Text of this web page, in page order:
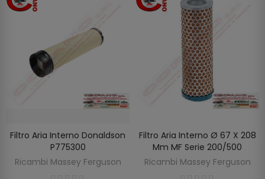
AGGIUNGI AL CARRELLO
Filtro Aria Interno Donaldson
P775300
Ricambi Massey Ferguson
SCOPRIRE
Filtro Aria Interno Ø 67 X 208
Mm MF Serie 200/500
Ricambi Massey Ferguson